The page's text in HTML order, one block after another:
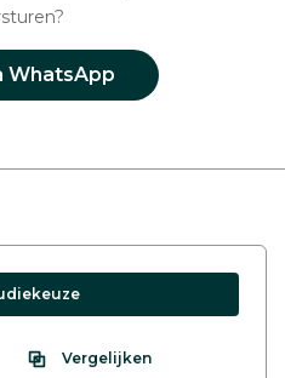
WhatsApp
Vergelijken